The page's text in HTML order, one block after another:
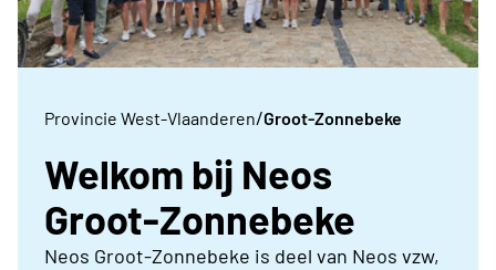
Provincie West-Vlaanderen/Groot-Zonnebeke
Welkom bij Neos
Groot-Zonnebeke
Neos Groot-Zonnebeke is deel van Neos vzw,